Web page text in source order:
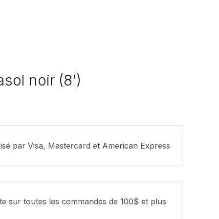
noir (8')
par Visa, Mastercard et American Express
sur toutes les commandes de 100$ et plus